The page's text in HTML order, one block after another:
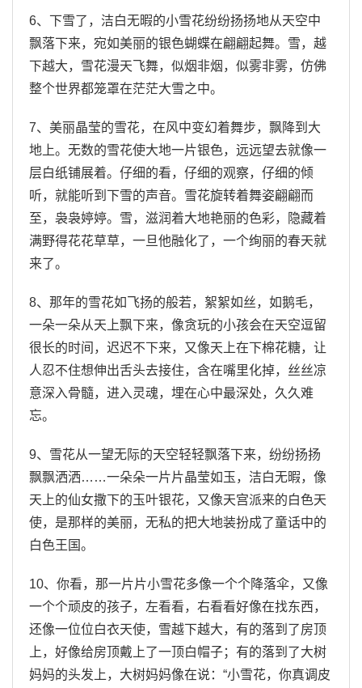
6、下雪了，洁白无暇的小雪花纷纷扬扬地从天空中
飘落下来，宛如美丽的银色蝴蝶在翩翩起舞。雪，越
下越大，雪花漫天飞舞，似烟非烟，似雾非雾，仿佛
整个世界都笼罩在茫茫大雪之中。
7、美丽晶莹的雪花，在风中变幻着舞步，飘降到大
地上。无数的雪花使大地一片银色，远远望去就像一
层白纸铺展着。仔细的看，仔细的观察，仔细的倾
听，就能听到下雪的声音。雪花旋转着舞姿翩翩而
至，袅袅婷婷。雪，滋润着大地艳丽的色彩，隐藏着
满野得花花草草，一旦他融化了，一个绚丽的春天就
来了。
8、那年的雪花如飞扬的般若，絮絮如丝，如鹅毛，
一朵一朵从天上飘下来，像贪玩的小孩会在天空逗留
很长的时间，迟迟不下来，又像天上在下棉花糖，让
人忍不住想伸出舌头去接住，含在嘴里化掉，丝丝凉
意深入骨髓，进入灵魂，埋在心中最深处，久久难
忘。
9、雪花从一望无际的天空轻轻飘落下来，纷纷扬扬
飘飘洒洒……一朵朵一片片晶莹如玉，洁白无暇，像
天上的仙女撒下的玉叶银花，又像天宫派来的白色天
使，是那样的美丽，无私的把大地装扮成了童话中的
白色王国。
10、你看，那一片片小雪花多像一个个降落伞，又像
一个个顽皮的孩子，左看看，右看看好像在找东西，
还像一位位白衣天使，雪越下越大，有的落到了房顶
上，好像给房顶戴上了一顶白帽子；有的落到了大树
妈妈的头发上，大树妈妈像在说：“小雪花，你真调皮